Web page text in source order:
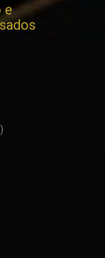
e
que este website
para uma melhor
ou desativar nas